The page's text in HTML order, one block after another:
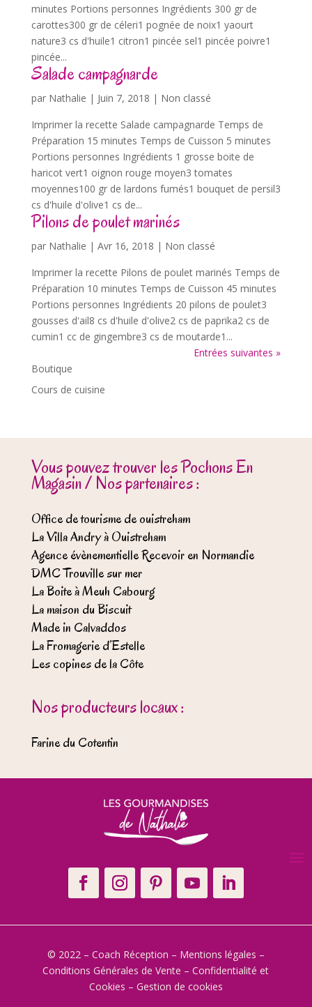
minutes Portions personnes Ingrédients 300 gr de
carottes300 gr de céleri1 pognée de noix1 yaourt
nature3 cs d'huile1 citron1 pincée sel1 pincée poivre1
pincée...
Salade campagnarde
par Nathalie | Juin 7, 2018 | Non classé
Imprimer la recette Salade campagnarde Temps de
Préparation 15 minutes Temps de Cuisson 5 minutes
Portions personnes Ingrédients 1 grosse boite de
haricot vert1 oignon rouge moyen3 tomates
moyennes100 gr de lardons fumés1 bouquet de persil3
cs d'huile d'olive1 cs de...
Pilons de poulet marinés
par Nathalie | Avr 16, 2018 | Non classé
Imprimer la recette Pilons de poulet marinés Temps de
Préparation 10 minutes Temps de Cuisson 45 minutes
Portions personnes Ingrédients 20 pilons de poulet3
gousses d'ail8 cs d'huile d'olive2 cs de paprika2 cs de
cumin1 cc de gingembre3 cs de moutarde1...
Entrées suivantes »
Boutique
Cours de cuisine
Vous pouvez trouver les Pochons En
Magasin / Nos partenaires :
Office de tourisme de ouistreham
La Villa Andry à Ouistreham
Agence évènementielle Recevoir en Normandie
DMC Trouville sur mer
La Boite à Meuh Cabourg
La maison du Biscuit
Made in Calvaddos
La Fromagerie d’Estelle
Les copines de la Côte
Nos producteurs locaux :
Farine du Cotentin
© 2022 – Coach Réception – Mentions légales –
Conditions Générales de Vente –Confidentialité et
Cookies – Gestion de cookies